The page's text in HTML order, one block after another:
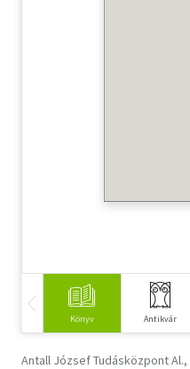
Könyv Antikvár
Antall József Tudásközpont Al.,